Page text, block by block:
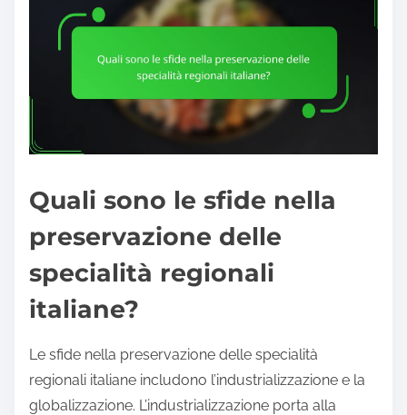
Quali sono le sfide nella
preservazione delle
specialità regionali
italiane?
Le sfide nella preservazione delle specialità
regionali italiane includono l’industrializzazione e la
globalizzazione. L’industrializzazione porta alla